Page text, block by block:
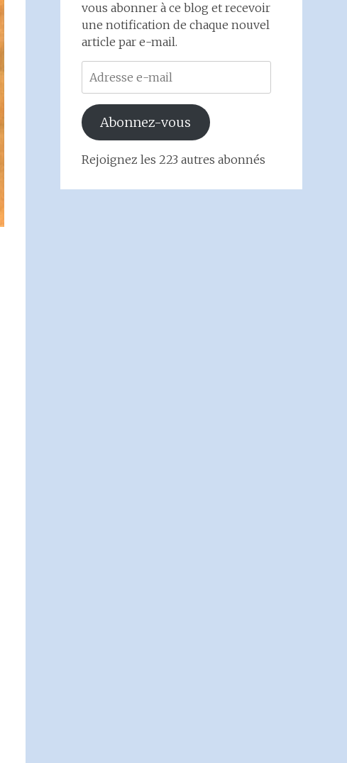
vous abonner à ce blog et recevoir
une notification de chaque nouvel
article par e-mail.
Adresse
e-
mail
Abonnez-vous
Rejoignez les 223 autres abonnés